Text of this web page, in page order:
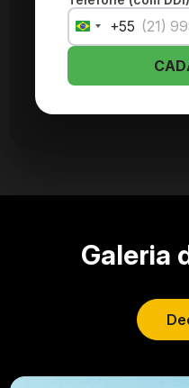
Brazil
+55
+55
Galeria